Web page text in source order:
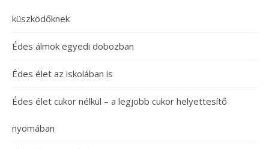
küszködőknek
Édes álmok egyedi dobozban
Édes élet az iskolában is
Édes élet cukor nélkül – a legjobb cukor helyettesítő
nyomában